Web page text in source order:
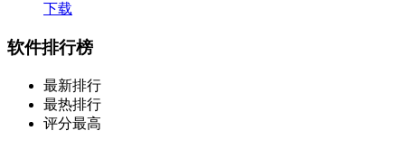
下载
软件排行榜
最新排行
最热排行
评分最高